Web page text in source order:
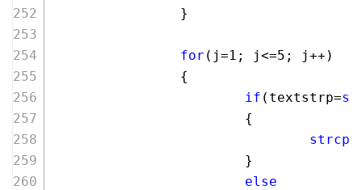
                }
for (j=1 ; j<=5 ; j++)
                {
if (textstrp=
                        {
strcpy
                        }
else